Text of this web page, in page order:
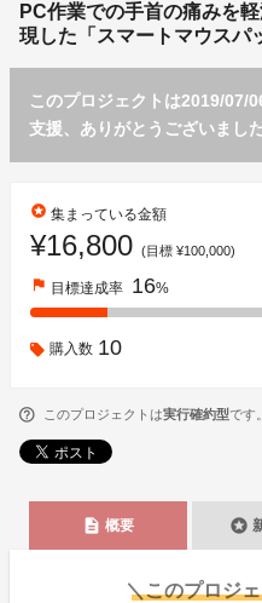
PC作業での手首の痛みを
現した「スマートマウスパ
このプロジェクトは2019/07/
支援、ありがとうございました
stars 集まっている金額
¥16,800 (目標 ¥100,000)
flag 目標達成率 16%
購入数 10
このプロジェクトは実行確約型です。
description 概要 stars
＼このプロジ